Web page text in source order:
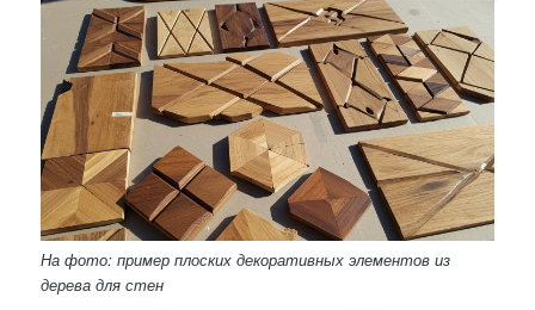
На фото: пример плоских декоративных элементов из
дерева для стен